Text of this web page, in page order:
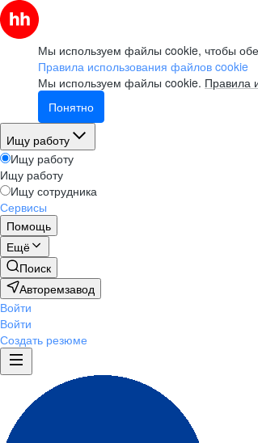
Мы используем файлы cookie, чтобы
Правила использования файлов cookie
Мы используем файлы cookie. Правила
Понятно
Ищу работу
Ищу работу
Ищу работу
Ищу сотрудника
Сервисы
Помощь
Ещё
Поиск
Авторемзавод
Войти
Войти
Создать резюме